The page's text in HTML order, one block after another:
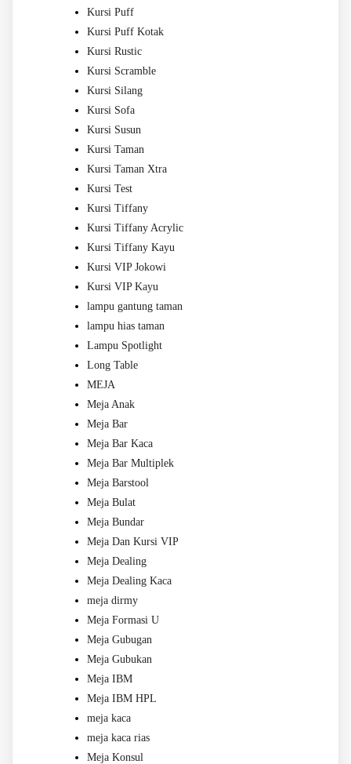
Kursi Puff
Kursi Puff Kotak
Kursi Rustic
Kursi Scramble
Kursi Silang
Kursi Sofa
Kursi Susun
Kursi Taman
Kursi Taman Xtra
Kursi Test
Kursi Tiffany
Kursi Tiffany Acrylic
Kursi Tiffany Kayu
Kursi VIP Jokowi
Kursi VIP Kayu
lampu gantung taman
lampu hias taman
Lampu Spotlight
Long Table
MEJA
Meja Anak
Meja Bar
Meja Bar Kaca
Meja Bar Multiplek
Meja Barstool
Meja Bulat
Meja Bundar
Meja Dan Kursi VIP
Meja Dealing
Meja Dealing Kaca
meja dirmy
Meja Formasi U
Meja Gubugan
Meja Gubukan
Meja IBM
Meja IBM HPL
meja kaca
meja kaca rias
Meja Konsul